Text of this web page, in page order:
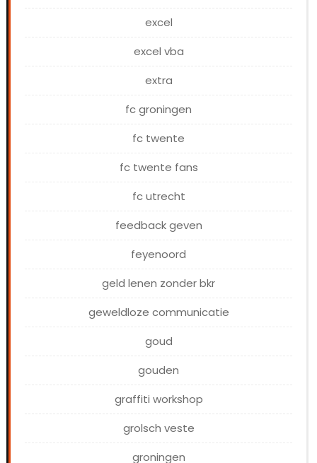
excel
excel vba
extra
fc groningen
fc twente
fc twente fans
fc utrecht
feedback geven
feyenoord
geld lenen zonder bkr
geweldloze communicatie
goud
gouden
graffiti workshop
grolsch veste
groningen